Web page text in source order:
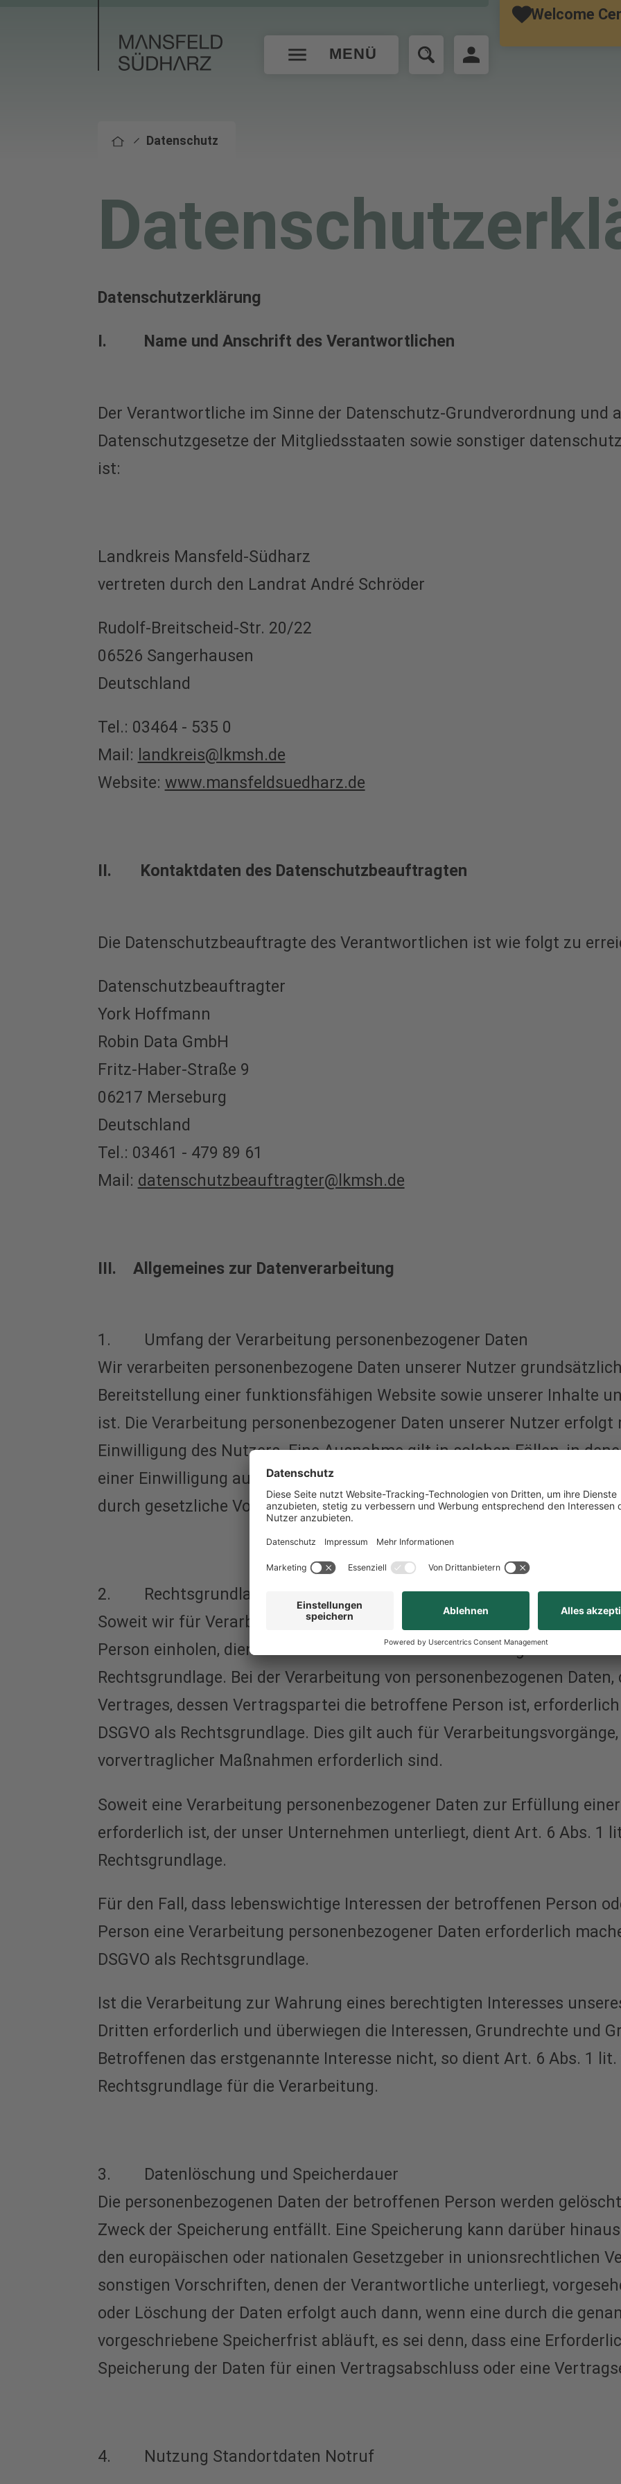
MENÜ
Welcome
Datenschutz
Datenschutzerklärung
I. Name und Anschrift des Verantwortlichen
Der Verantwortliche im Sinne der Datenschutz-Grundverordnung und
Datenschutzgesetze der Mitgliedsstaaten sowie sonstiger
ist:
Landkreis Mansfeld-Südharz
vertreten durch den Landrat André Schröder
Rudolf-Breitscheid-Str. 20/22
06526 Sangerhausen
Deutschland
Tel.: 03464 - 535 0
Mail: landkreis@lkmsh.de
Website: www.mansfeldsuedharz.de
II. Kontaktdaten des Datenschutzbeauftragten
Die Datenschutzbeauftragte des Verantwortlichen ist wie folgt zu
Datenschutzbeauftragter
York Hoffmann
Robin Data GmbH
Fritz-Haber-Straße 9
06217 Merseburg
Deutschland
Tel.: 03461 - 479 89 61
Mail: datenschutzbeauftragter@lkmsh.de
III. Allgemeines zur Datenverarbeitung
1. Umfang der Verarbeitung personenbezogener Daten
Wir verarbeiten personenbezogene Daten unserer Nutzer
Bereitstellung einer funktionsfähigen Website sowie unserer Inhalte
ist. Die Verarbeitung personenbezogener Daten unserer Nutzer
Einwilligung des Nutzers. Eine Ausnahme gilt in solchen Fällen, in
einer Einwilligung aus tatsächlichen Gründen nicht möglich ist und
durch gesetzliche Vorschriften gestattet ist.
2. Rechtsgrundlage für die Verarbeitung personenbezogener Daten
Soweit wir für Verarbeitungsvorgänge personenbezogener Daten eine
Person einholen, dient Art. 6 Abs. 1 lit. a EU-
Rechtsgrundlage. Bei der Verarbeitung von personenbezogenen
Vertrages, dessen Vertragspartei die betroffene Person ist,
DSGVO als Rechtsgrundlage. Dies gilt auch für
vorvertraglicher Maßnahmen erforderlich sind.
Soweit eine Verarbeitung personenbezogener Daten zur Erfüllung
erforderlich ist, der unser Unternehmen unterliegt, dient Art. 6 Abs. 1
Rechtsgrundlage.
Für den Fall, dass lebenswichtige Interessen der betroffenen Person
Person eine Verarbeitung personenbezogener Daten erforderlich
DSGVO als Rechtsgrundlage.
Ist die Verarbeitung zur Wahrung eines berechtigten Interesses
Dritten erforderlich und überwiegen die Interessen, Grundrechte und
Betroffenen das erstgenannte Interesse nicht, so dient Art. 6 Abs. 1 lit.
Rechtsgrundlage für die Verarbeitung.
3. Datenlöschung und Speicherdauer
Die personenbezogenen Daten der betroffenen Person werden
Zweck der Speicherung entfällt. Eine Speicherung kann darüber
den europäischen oder nationalen Gesetzgeber in unionsrechtlichen
sonstigen Vorschriften, denen der Verantwortliche unterliegt,
oder Löschung der Daten erfolgt auch dann, wenn eine durch die
vorgeschriebene Speicherfrist abläuft, es sei denn, dass eine
Speicherung der Daten für einen Vertragsabschluss oder eine
4. Nutzung Standortdaten Notruf